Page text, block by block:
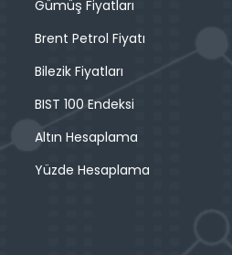
Gümüş Fiyatları
Brent Petrol Fiyatı
Bilezik Fiyatları
BIST 100 Endeksi
Altın Hesaplama
Yüzde Hesaplama